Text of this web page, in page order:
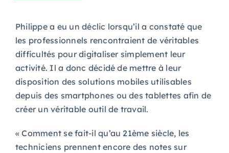
Philippe a eu un déclic lorsqu’il a constaté que
les professionnels rencontraient de véritables
difficultés pour digitaliser simplement leur
activité. Il a donc décidé de mettre à leur
disposition des solutions mobiles utilisables
depuis des smartphones ou des tablettes afin de
créer un véritable outil de travail.
« Comment se fait-il qu’au 21ème siècle, les
techniciens prennent encore des notes sur